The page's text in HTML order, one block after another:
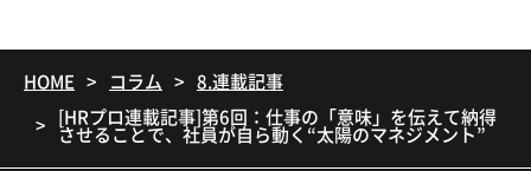
HOME コラム
8.連載記事
[HRプロ連載記事]第6回：仕事の「意味」を伝えて納得
させることで、社員が自ら動く“太陽のマネジメント”